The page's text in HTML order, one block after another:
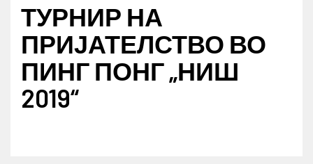
ТУРНИР НА
ПРИЈАТЕЛСТВО ВО
ПИНГ ПОНГ „НИШ
2019“